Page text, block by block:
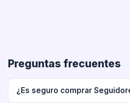
Preguntas frecuentes
¿Es seguro comprar